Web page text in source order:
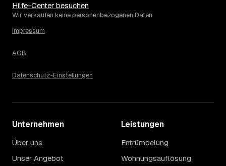
Hilfe-Center besuchen
Wir verkaufen keine personenbezogenen Daten
Impressum
AGB
Datenschutz-Einstellungen
Unternehmen
Über uns
Unser Angebot
Leistungen
Entrümpelung
Wohnungsauflösung